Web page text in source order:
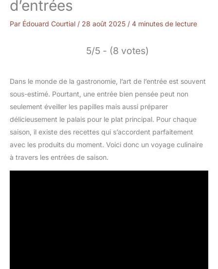
d’entrées
Par Édouard Courtial / 28 août 2025 / 4 minutes de lecture
5/5 - (8 votes)
Dans le monde de la gastronomie, l’art de l’entrée est souvent
sous-estimé. Pourtant, une entrée bien pensée peut non
seulement éveiller les papilles mais aussi préparer
délicieusement le palais pour le plat principal. Pour chaque
saison, il existe des recettes qui s’accordent parfaitement
avec les produits du moment. Voici donc un voyage culinaire
à travers les entrées de saison.